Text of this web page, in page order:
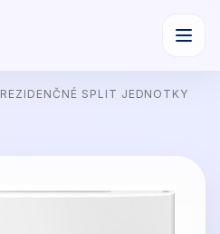
REZIDENČNÉ SPLIT JEDNOTKY